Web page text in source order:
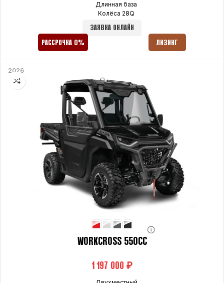
Длинная база
Колёса 28Q
ЗАЯВКА ОНЛАЙН
РАССРОЧКА 0% ЛИЗИНГ
2026
WORKCROSS 550CC
₽